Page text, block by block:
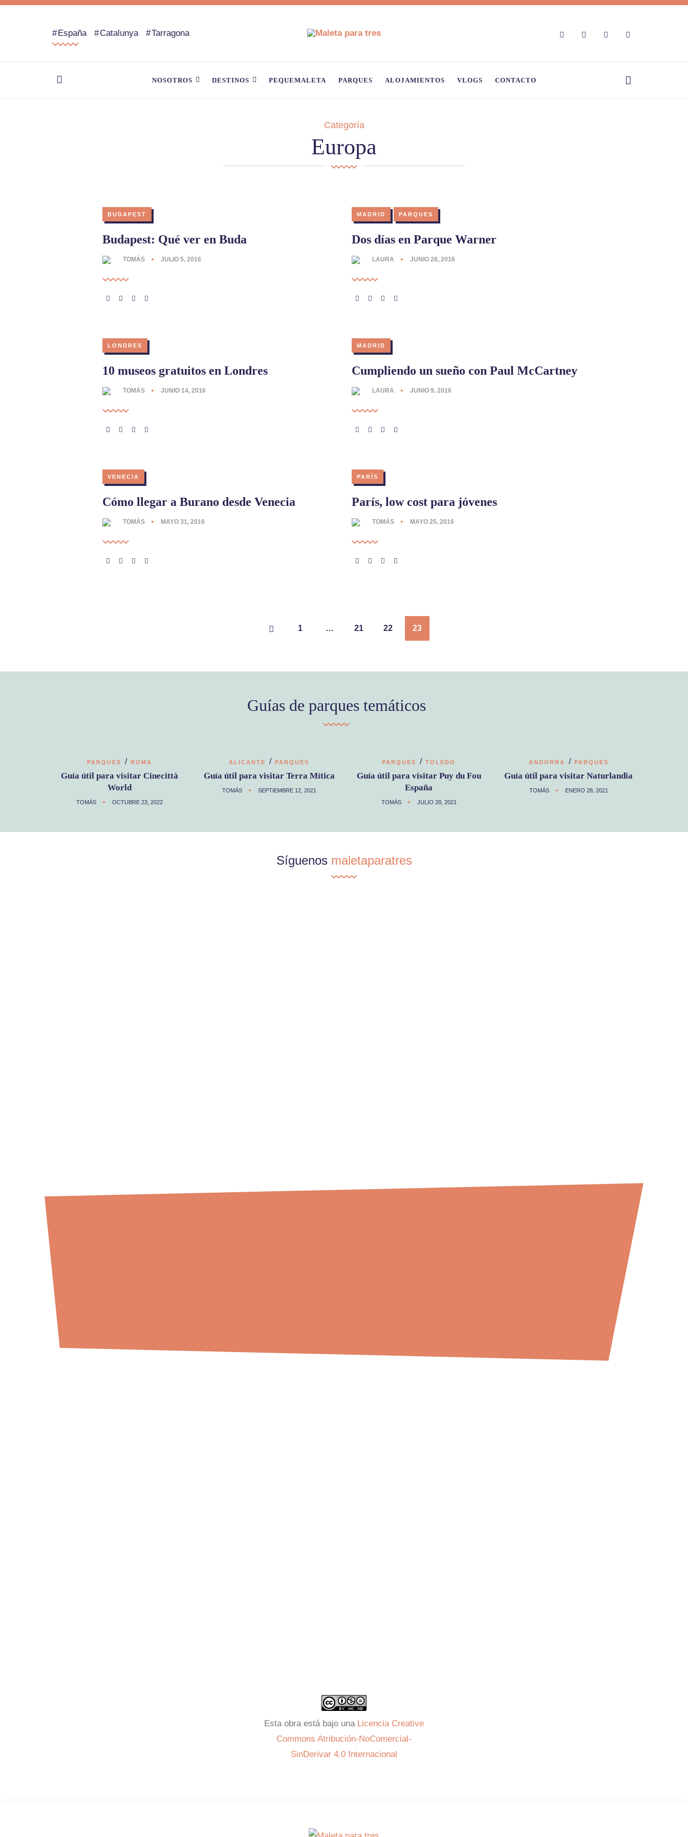
España Catalunya Tarragona
NOSOTROS DESTINOS PEQUEMALETA PARQUES ALOJAMIENTOS VLOGS CONTACTO
Categoría
Europa
BUDAPEST
Budapest: Qué ver en Buda
TOMÁS JULIO 5, 2016
MADRID PARQUES
Dos días en Parque Warner
LAURA JUNIO 28, 2016
LONDRES
10 museos gratuitos en Londres
TOMÁS JUNIO 14, 2016
MADRID
Cumpliendo un sueño con Paul McCartney
LAURA JUNIO 9, 2016
VENECIA
Cómo llegar a Burano desde Venecia
TOMÁS MAYO 31, 2016
PARÍS
París, low cost para jóvenes
TOMÁS MAYO 25, 2016
1 … 21 22 23
Guías de parques temáticos
PARQUES / ROMA
Guía útil para visitar Cinecittà
World
TOMÁS OCTUBRE 23, 2022
ALICANTE / PARQUES
Guía útil para visitar Terra Mítica
TOMÁS SEPTIEMBRE 12, 2021
PARQUES / TOLEDO
Guía útil para visitar Puy du Fou
España
TOMÁS JULIO 28, 2021
ANDORRA / PARQUES
Guía útil para visitar Naturlandia
TOMÁS ENERO 28, 2021
Síguenos maletaparatres
Esta obra está bajo una Licencia Creative
Commons Atribución-NoComercial-
SinDerivar 4.0 Internacional